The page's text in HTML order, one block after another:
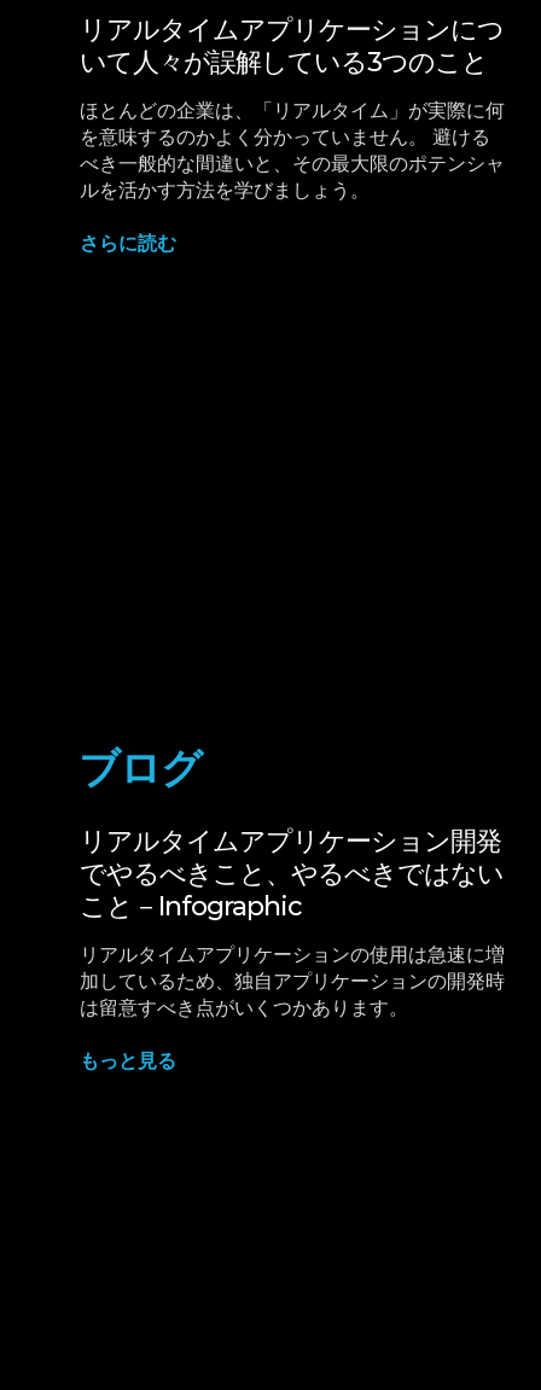
リアルタイムアプリケーションにつ
いて人々が誤解している3つのこと
ほとんどの企業は、「リアルタイム」が実際に何
を意味するのかよく分かっていません。 避ける
べき一般的な間違いと、その最大限のポテンシャ
ルを活かす方法を学びましょう。
さらに読む
ブログ
リアルタイムアプリケーション開発
でやるべきこと、やるべきではない
こと－Infographic
リアルタイムアプリケーションの使用は急速に増
加しているため、独自アプリケーションの開発時
は留意すべき点がいくつかあります。
もっと見る